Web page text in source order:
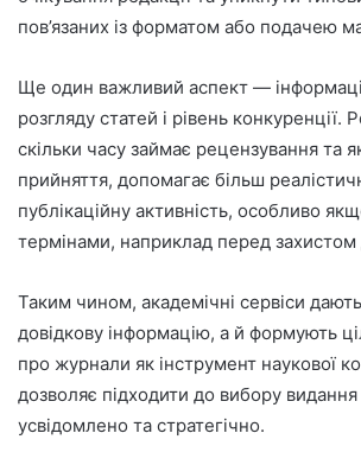
пов’язаних із форматом або подачею
Ще один важливий аспект —
розгляду статей і рівень конкуренції.
скільки часу займає рецензування та
прийняття, допомагає більш
публікаційну активність, особливо
термінами, наприклад перед захистом
Таким чином, академічні сервіси
довідкову інформацію, а й формують
про журнали як інструмент наукової
дозволяє підходити до вибору видання
усвідомлено та стратегічно.